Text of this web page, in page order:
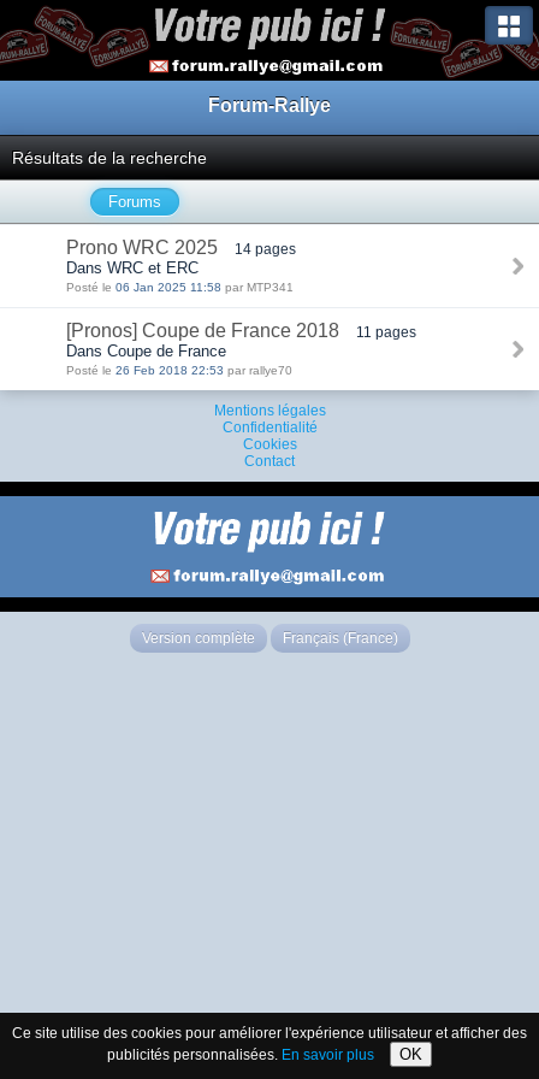
Forum-Rallye
Résultats de la recherche
Forums
Prono WRC 2025 14 pages
Dans WRC et ERC
Posté le 06 Jan 2025 11:58 par MTP341
[Pronos] Coupe de France 2018 11 pages
Dans Coupe de France
Posté le 26 Feb 2018 22:53 par rallye70
Mentions légales
Confidentialité
Cookies
Contact
Version complète Français (France)
Ce site utilise des cookies pour améliorer l'expérience utilisateur et afficher des
publicités personnalisées. En savoir plus OK